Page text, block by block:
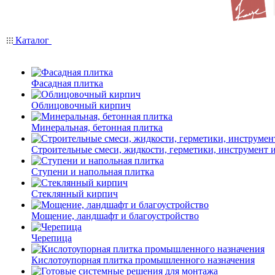
Каталог
Фасадная плитка
Облицовочный кирпич
Минеральная, бетонная плитка
Строительные смеси, жидкости, герметики, инструмент
Ступени и напольная плитка
Cтеклянный кирпич
Мощение, ландшафт и благоустройство
Черепица
Кислотоупорная плитка промышленного назначения